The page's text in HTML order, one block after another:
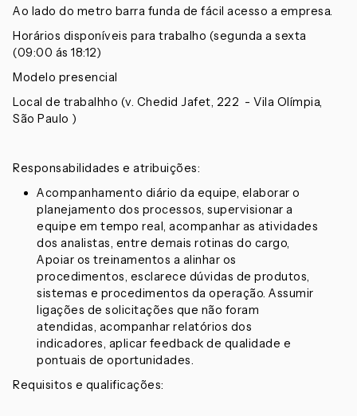
Ao lado do metro barra funda de fácil acesso a empresa.
Horários disponíveis para trabalho (segunda a sexta
(09:00 ás 18:12)
Modelo presencial
Local de trabalhho (v. Chedid Jafet, 222 - Vila Olímpia,
São Paulo )
Responsabilidades e atribuições:
Acompanhamento diário da equipe, elaborar o
planejamento dos processos, supervisionar a
equipe em tempo real, acompanhar as atividades
dos analistas, entre demais rotinas do cargo,
Apoiar os treinamentos a alinhar os
procedimentos, esclarece dúvidas de produtos,
sistemas e procedimentos da operação. Assumir
ligações de solicitações que não foram
atendidas, acompanhar relatórios dos
indicadores, aplicar feedback de qualidade e
pontuais de oportunidades.
Requisitos e qualificações: